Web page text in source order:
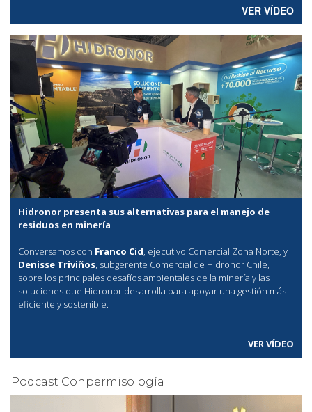
VER VÍDEO
Hidronor presenta sus alternativas para el manejo de
residuos en minería
Conversamos con Franco Cid, ejecutivo Comercial Zona Norte, y
Denisse Triviños, subgerente Comercial de Hidronor Chile,
sobre los principales desafíos ambientales de la minería y las
soluciones que Hidronor desarrolla para apoyar una gestión más
eficiente y sostenible.
VER VÍDEO
Podcast Conpermisología